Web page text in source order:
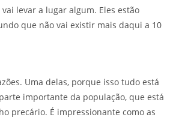
levar a lugar algum. Eles estão
que não vai existir mais daqui a 10
Uma delas, porque isso tudo está
importante da população, que está
precário. É impressionante como as